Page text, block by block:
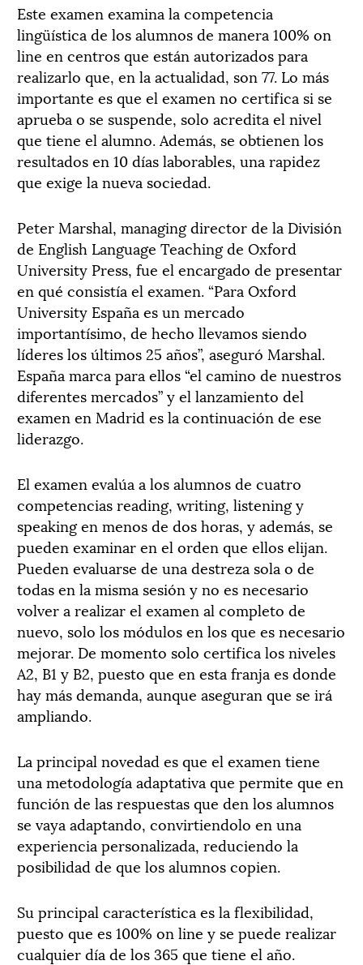
Este examen examina la competencia
lingüística de los alumnos de manera 100% on
line en centros que están autorizados para
realizarlo que, en la actualidad, son 77. Lo más
importante es que el examen no certifica si se
aprueba o se suspende, solo acredita el nivel
que tiene el alumno. Además, se obtienen los
resultados en 10 días laborables, una rapidez
que exige la nueva sociedad.
Peter Marshal, managing director de la División
de English Language Teaching de Oxford
University Press, fue el encargado de presentar
en qué consistía el examen. “Para Oxford
University España es un mercado
importantísimo, de hecho llevamos siendo
líderes los últimos 25 años”, aseguró Marshal.
España marca para ellos “el camino de nuestros
diferentes mercados” y el lanzamiento del
examen en Madrid es la continuación de ese
liderazgo.
El examen evalúa a los alumnos de cuatro
competencias reading, writing, listening y
speaking en menos de dos horas, y además, se
pueden examinar en el orden que ellos elijan.
Pueden evaluarse de una destreza sola o de
todas en la misma sesión y no es necesario
volver a realizar el examen al completo de
nuevo, solo los módulos en los que es necesario
mejorar. De momento solo certifica los niveles
A2, B1 y B2, puesto que en esta franja es donde
hay más demanda, aunque aseguran que se irá
ampliando.
La principal novedad es que el examen tiene
una metodología adaptativa que permite que en
función de las respuestas que den los alumnos
se vaya adaptando, convirtiendolo en una
experiencia personalizada, reduciendo la
posibilidad de que los alumnos copien.
Su principal característica es la flexibilidad,
puesto que es 100% on line y se puede realizar
cualquier día de los 365 que tiene el año.